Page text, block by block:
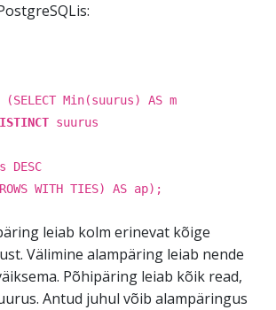
(SELECT Min(suurus) AS m
suurus
DESC
WITH TIES) AS ap);
leiab kolm erinevat kõige
Välimine alampäring leiab nende
Põhipäring leiab kõik read,
Antud juhul võib alampäringus